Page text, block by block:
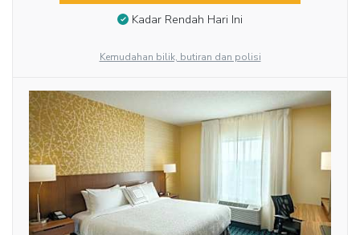
Kadar Rendah Hari Ini
Kemudahan bilik, butiran dan polisi